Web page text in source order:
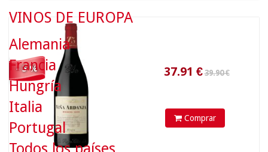
- 5 %
Comprar
VINOS DE EUROPA
Alemania
Francia
Hungría
Italia
Portugal